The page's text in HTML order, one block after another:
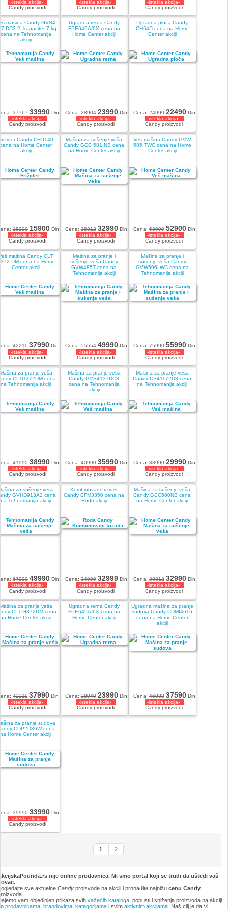
-istekla akcija-
Candy proizvodi
-istekla akcija-
Candy proizvodi
-istekla akcija-
Candy proizvodi
mašina Candy GVS4
DC3 2, kapacitet 7 kg
cena na Tehnomanija
akciji
37767 33990Din
-istekla akcija-
Candy proizvodi
Ugradna rerna Candy
FPE649A/6X cena na
Home Center akciji
Cena:28904 23990Din
-istekla akcija-
Candy proizvodi
Ugradna ploča Candy
CH64C cena na Home
Center akciji
Cena:24990 22490Din
-istekla akcija-
Candy proizvodi
Candy CFO140
cena na Home Center
akciji
18990 15900Din
-istekla akcija-
Candy proizvodi
Mašina za sušenje veša
Candy GCC 581 NB cena
na Home Center akciji
Cena:38812 32990Din
-istekla akcija-
Candy proizvodi
Veš mašina Candy GVW
585 TWC cena na Home
Center akciji
Cena:68990 52900Din
-istekla akcija-
Candy proizvodi
mašina Candy CLT
DM cena na Home
Center akciji
42211 37990 Din
-istekla akcija-
Candy proizvodi
Mašina za pranje i
sušenje veša Candy
GVW485T cena na
Tehnomanija akciji
Cena:55554 49990Din
-istekla akcija-
Candy proizvodi
Mašina za pranje i
sušenje veša Candy
GVW596LWC cena na
Tehnomanija akciji
Cena:75990 55990Din
-istekla akcija-
Candy proizvodi
za pranje veša
CLTG372DM cena
na Tehnomanija akciji
41990 38990Din
-istekla akcija-
Candy proizvodi
Mašina za pranje veša
Candy GVS4137DC3
cena na Tehnomanija
akciji
Cena:40990 35990Din
-istekla akcija-
Candy proizvodi
Mašina za pranje veša
Candy CS41172D3 cena
na Tehnomanija akciji
Cena:33990 29990Din
-istekla akcija-
Candy proizvodi
za sušenje veša
GVHD913A2 cena
na Tehnomanija akciji
67990 49990Din
-istekla akcija-
Candy proizvodi
Kombinovani frižider
Candy CFM3350 cena na
Roda akciji
Cena:34999 32999Din
-istekla akcija-
Candy proizvodi
Mašina za sušenje veša
Candy GCC580NB cena
na Home Center akciji
Cena:38812 32990Din
-istekla akcija-
Candy proizvodi
za pranje veša
CLT G372DM cena
na Home Center akciji
42211 37990 Din
-istekla akcija-
Candy proizvodi
Ugradna rerna Candy
FPE649A/6X cena na
Home Center akciji
Cena:28940 23990Din
-istekla akcija-
Candy proizvodi
Ugradna mašina za pranje
sudova Candy CDMI4616
cena na Home Center
akciji
Cena:46988 37590Din
-istekla akcija-
Candy proizvodi
za pranje sudova
CDP2D36W cena
na Home Center akciji
39990 33990Din
-istekla akcija-
Candy proizvodi
1 2
nije online prodavnica. Mi smo portal koji se trudi da uštedi vaš
sve aktuelne Candyproizvode na akciji i pronađite najnižu cenu Candy
vam objedinjen prikaza svih važećih kataloga, popusti i sniženja proizvoda na akciji
prodavnicama, brandovima, kategorijamai svim aktivnim akcijama. Naš cilj je da Vi